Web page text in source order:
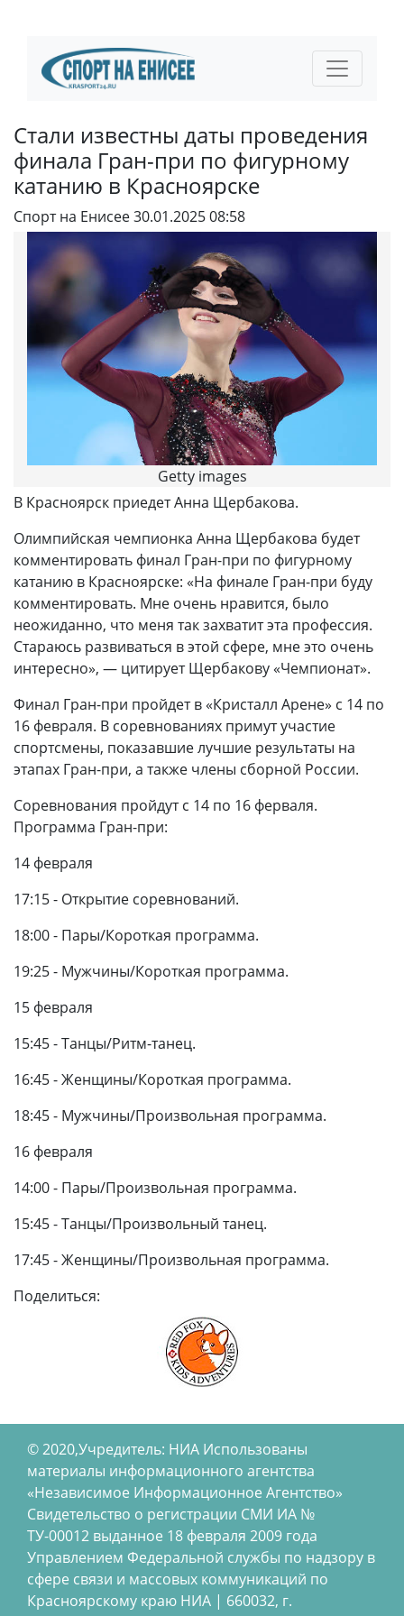
Стали известны даты проведения
финала Гран-при по фигурному
катанию в Красноярске
Спорт на Енисее30.01.2025 08:58
Getty images
В Красноярск приедет Анна Щербакова.
Олимпийская чемпионка Анна Щербакова будет
комментировать финал Гран-при по фигурному
катанию в Красноярске: «На финале Гран-при буду
комментировать. Мне очень нравится, было
неожиданно, что меня так захватит эта профессия.
Стараюсь развиваться в этой сфере, мне это очень
интересно», — цитирует Щербакову «Чемпионат».
Финал Гран-при пройдет в «Кристалл Арене» с 14 по
16 февраля. В соревнованиях примут участие
спортсмены, показавшие лучшие результаты на
этапах Гран-при, а также члены сборной России.
Соревнования пройдут с 14 по 16 ферваля.
Программа Гран-при:
14 февраля
17:15 - Открытие соревнований.
18:00 - Пары/Короткая программа.
19:25 - Мужчины/Короткая программа.
15 февраля
15:45 - Танцы/Ритм-танец.
16:45 - Женщины/Короткая программа.
18:45 - Мужчины/Произвольная программа.
16 февраля
14:00 - Пары/Произвольная программа.
15:45 - Танцы/Произвольный танец.
17:45 - Женщины/Произвольная программа.
Поделиться:
© 2020,Учредитель: НИА Использованы
материалы информационного агентства
«Независимое Информационное Агентство»
Свидетельство о регистрации СМИ ИА №
ТУ-00012 выданное 18 февраля 2009 года
Управлением Федеральной службы по надзору в
сфере связи и массовых коммуникаций по
Красноярскому краю НИА | 660032, г.